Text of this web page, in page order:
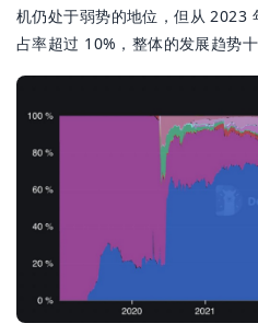
机仍处于弱势的地位，但从 2023
占率超过 10%，整体的发展趋势十